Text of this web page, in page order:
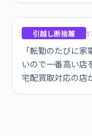
引越し断捨離
「転勤のたびに
いので一番高い店
宅配買取対応の店